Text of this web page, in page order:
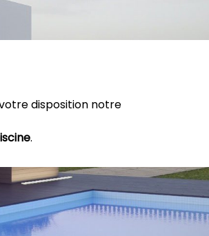
disposition notre
.